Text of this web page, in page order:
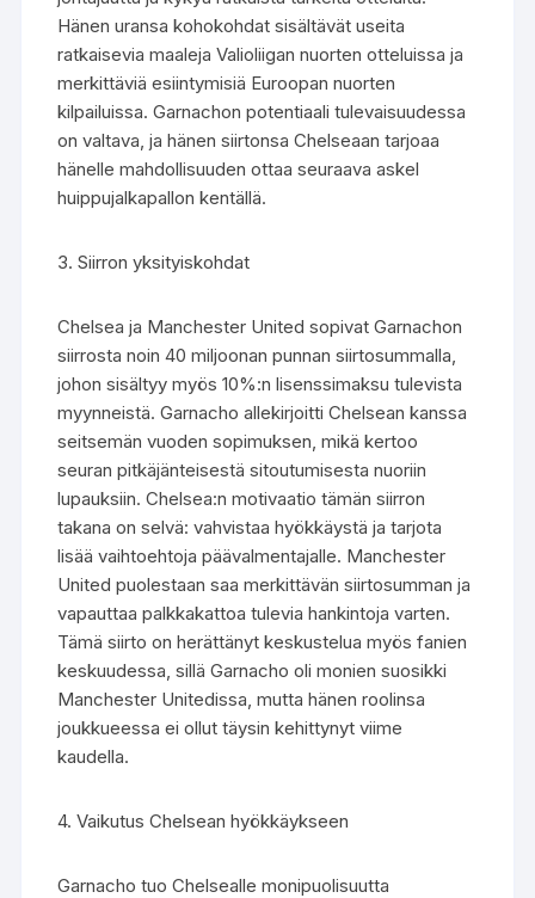
Hänen uransa kohokohdat sisältävät useita
ratkaisevia maaleja Valioliigan nuorten otteluissa ja
merkittäviä esiintymisiä Euroopan nuorten
kilpailuissa. Garnachon potentiaali tulevaisuudessa
on valtava, ja hänen siirtonsa Chelseaan tarjoaa
hänelle mahdollisuuden ottaa seuraava askel
huippujalkapallon kentällä.
3. Siirron yksityiskohdat
Chelsea ja Manchester United sopivat Garnachon
siirrosta noin 40 miljoonan punnan siirtosummalla,
johon sisältyy myös 10%:n lisenssimaksu tulevista
myynneistä. Garnacho allekirjoitti Chelsean kanssa
seitsemän vuoden sopimuksen, mikä kertoo
seuran pitkäjänteisestä sitoutumisesta nuoriin
lupauksiin. Chelsea:n motivaatio tämän siirron
takana on selvä: vahvistaa hyökkäystä ja tarjota
lisää vaihtoehtoja päävalmentajalle. Manchester
United puolestaan saa merkittävän siirtosumman ja
vapauttaa palkkakattoa tulevia hankintoja varten.
Tämä siirto on herättänyt keskustelua myös fanien
keskuudessa, sillä Garnacho oli monien suosikki
Manchester Unitedissa, mutta hänen roolinsa
joukkueessa ei ollut täysin kehittynyt viime
kaudella.
4. Vaikutus Chelsean hyökkäykseen
Garnacho tuo Chelsealle monipuolisuutta